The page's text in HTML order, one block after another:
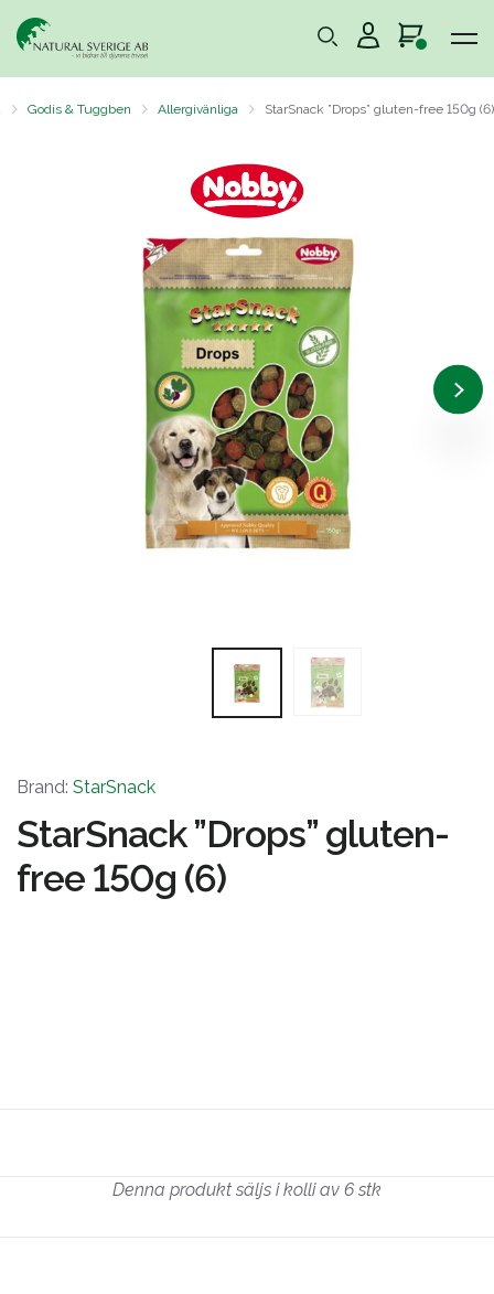
Godis & Tuggben Allergivänliga StarSnack ”Drops” gluten-free 150g (6)
Brand: StarSnack
StarSnack ”Drops” gluten-
free 150g (6)
Denna produkt säljs i kolli av 6 stk